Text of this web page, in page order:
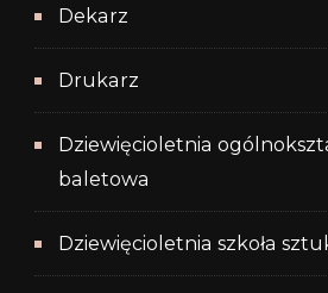
Dekarz
Drukarz
Dziewięcioletnia
baletowa
Dziewięcioletnia szkoła